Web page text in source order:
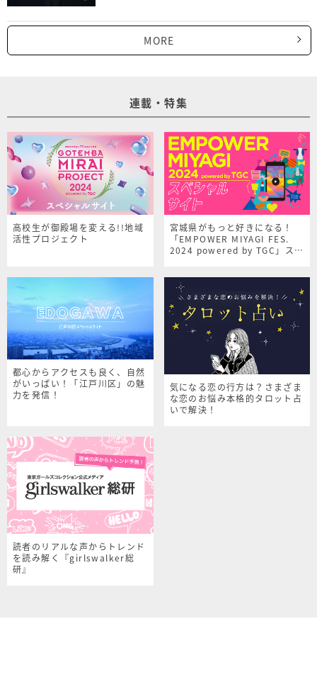
MORE
連載・特集
高校生が御殿場を変える!!地域
活性プロジェクト
宮城県がもっと好きになる！
「EMPOWER MIYAGI FES.
2024 powered by TGC」スペ
都心からアクセスも良く、自然
がいっぱい！「江戸川区」の魅
力を発信！
気になる恋の行方は？さまざま
な恋のお悩み本格的タロット占
いで解決！
読者のリアルな声からトレンド
を読み解く『girlswalker総
研』